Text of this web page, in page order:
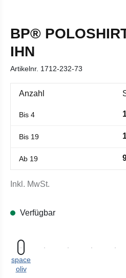
BP®
IHN
Artikelnr. 1712-232-73
Anzahl
Bis 4
Bis 19
Ab 19
Inkl. MwSt.
Verfügbar
space
oliv